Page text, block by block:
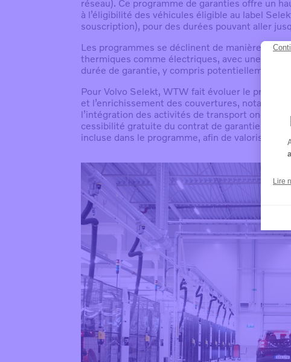
réseau). Ce programme de garanties offre un
à l’éligibilité des véhicules éligible au label
souscription), pour des durées pouvant aller
Les programmes se déclinent de manière
thermiques comme électriques, avec une
durée de garantie, y compris potentiellement au-
Pour Volvo Selekt, WTW fait évoluer le
et l’enrichissement des couvertures,
l’intégration des activités de transport onéreux
cessibilité gratuite du contrat de garantie en
incluse dans le programme, afin de valoriser le